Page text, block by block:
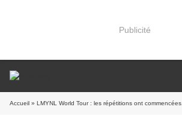
Publicité
Accueil » LMYNL World Tour : les répétitions ont commencées.